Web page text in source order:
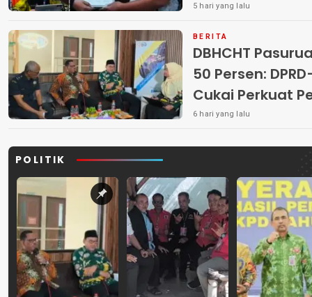
5 hari yang lalu
BERITA
DBHCHT
50 Persen:
Cukai Perkuat
Peredaran
6 hari yang lalu
POLITIK